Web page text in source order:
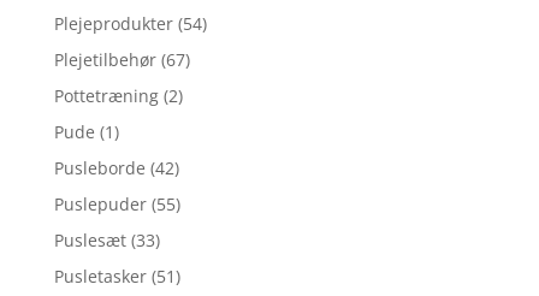
Plejeprodukter (54)
Plejetilbehør (67)
Pottetræning (2)
Pude (1)
Pusleborde (42)
Puslepuder (55)
Puslesæt (33)
Pusletasker (51)